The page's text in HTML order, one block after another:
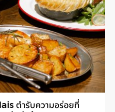
ตำรับความอร่อยที่